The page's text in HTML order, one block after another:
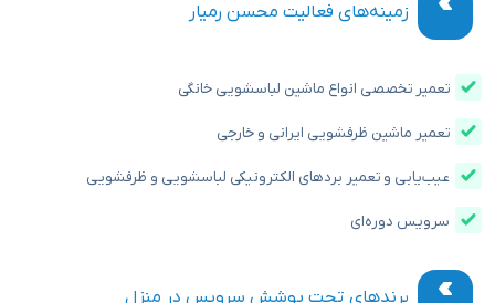
زمینه‌های فعالیت محسن رمیار
تعمیر تخصصی انواع ماشین لباسشویی خانگی
تعمیر ماشین ظرفشویی ایرانی و خارجی
عیب‌یابی و تعمیر بردهای الکترونیکی لباسشویی و ظرفشویی
سرویس دوره‌ای
برندهای تحت پوشش سرویس در منزل